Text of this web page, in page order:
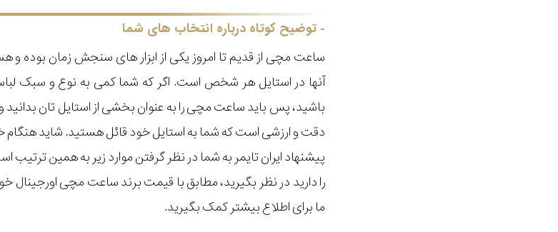
توضیح کوتاه درباره انتخاب های شما
ساعت مچی از قدیم تا امروز یکی از ابزار های سنجش زمان بوده
آنها در استایل هر شخص است. اگر که شما کمی به نوع و سبک
باشید، پس باید ساعت مچی را به عنوان بخشی از استایل تان
دقت و ارزشی است که شما به استایل خود قائل هستید. شاید هنگام
پیشنهاد ایران تایمر به شما در نظر گرفتن موارد زیر به همین
را دارید در نظر بگیرید، مطابق با قیمت برند ساعت مچی
ما برای اطلاع بیشتر کمک بگیرید.